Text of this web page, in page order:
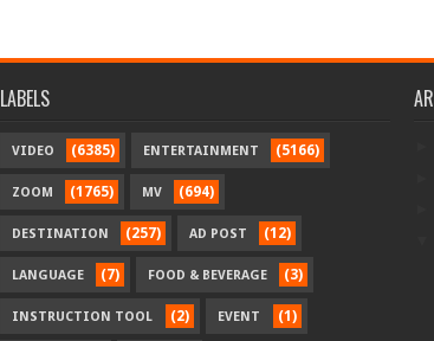
LABELS
VIDEO (6385) ENTERTAINMENT (5166)
ZOOM (1765) MV (694)
DESTINATION (257) AD POST (12)
LANGUAGE (7) FOOD & BEVERAGE (3)
INSTRUCTION TOOL (2) EVENT (1)